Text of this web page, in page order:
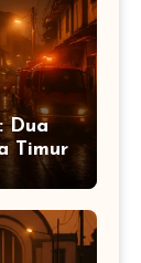
Dua
Timur